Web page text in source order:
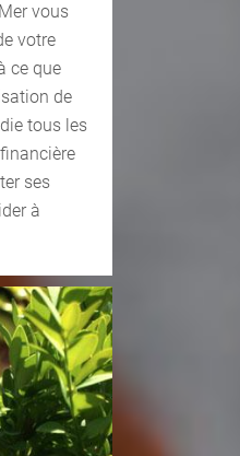
vous
votre
ce que
de
tous les
ses
à